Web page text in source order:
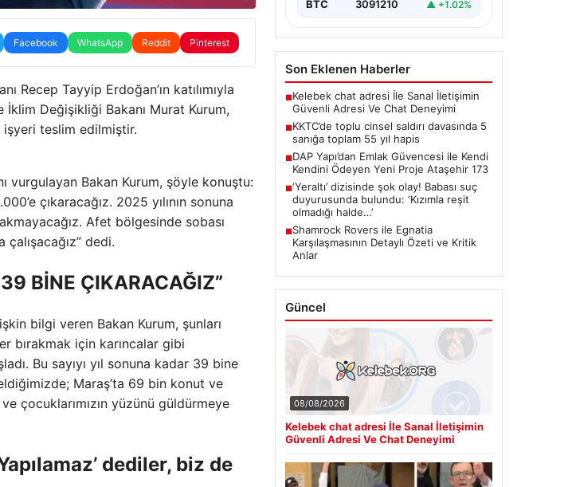
Facebook WhatsApp Reddit Pinterest
Recep Tayyip Erdoğan’ın katılımıyla
Değişikliği Bakanı Murat Kurum,
işyeri teslim edilmiştir.
vurgulayan Bakan Kurum, şöyle konuştu:
çıkaracağız. 2025 yılının sonuna
Afet bölgesinde sobası
dedi.
BİNE ÇIKARACAĞIZ”
bilgi veren Bakan Kurum, şunları
bırakmak için karıncalar gibi
Bu sayıyı yıl sonuna kadar 39 bine
Maraş’ta 69 bin konut ve
çocuklarımızın yüzünü güldürmeye
dediler, biz de
BTC 3091210 ▲ +1.02%
Son Eklenen Haberler
■Kelebek chat adresi İle Sanal İletişimin
Güvenli Adresi Ve Chat Deneyimi
■KKTC’de toplu cinsel saldırı davasında 5
sanığa toplam 55 yıl hapis
■DAP Yapı’dan Emlak Güvencesi ile Kendi
Kendini Ödeyen Yeni Proje Ataşehir 173
■‘Yeraltı’ dizisinde şok olay! Babası suç
duyurusunda bulundu: ‘Kızımla reşit
olmadığı halde…’
■Shamrock Rovers ile Egnatia
Karşılaşmasının Detaylı Özeti ve Kritik
Anlar
Güncel
08/08/2026
Kelebek chat adresi İle Sanal İletişimin
Güvenli Adresi Ve Chat Deneyimi